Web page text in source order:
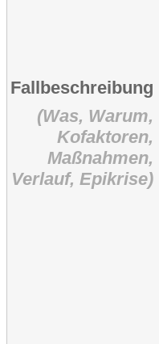
Fallbeschreibung
(Was, Warum,
Kofaktoren,
Maßnahmen,
Verlauf, Epikrise)